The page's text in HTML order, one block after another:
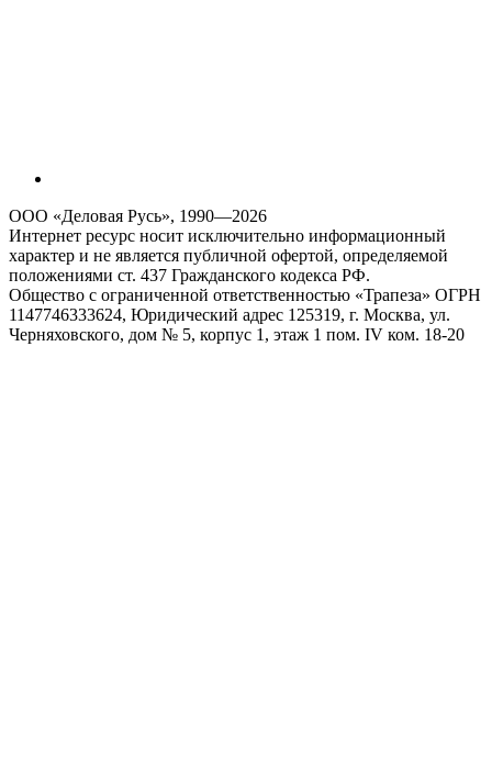
ООО «Деловая Русь», 1990—2026
Интернет ресурс носит исключительно информационный
характер и не является публичной офертой, определяемой
положениями ст. 437 Гражданского кодекса РФ.
Общество с ограниченной ответственностью «Трапеза» ОГРН
1147746333624, Юридический адрес 125319, г. Москва, ул.
Черняховского, дом № 5, корпус 1, этаж 1 пом. IV ком. 18-20